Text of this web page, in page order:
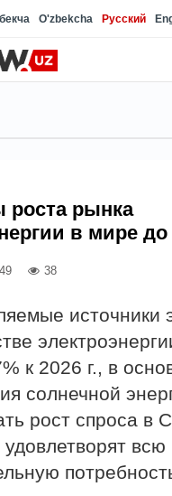
O'zbekcha Русский
роста рынка
в мире до
38
источники
к 2026 г., в
солнечной
рост спроса
всю